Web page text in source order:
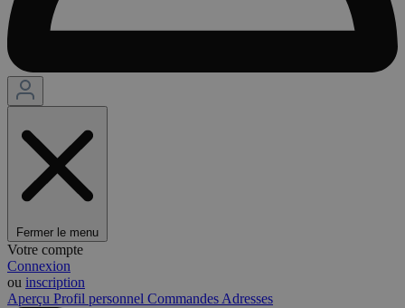
Fermer le menu
Votre compte
Connexion
ou inscription
Aperçu Profil personnel Commandes Adresses